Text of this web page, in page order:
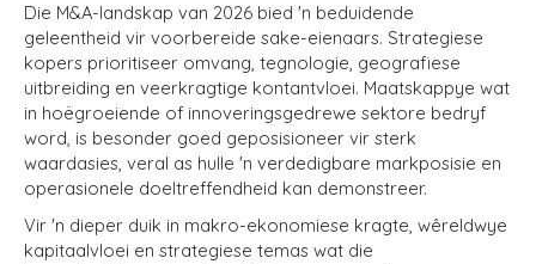
Die M&A-landskap van 2026 bied 'n beduidende
geleentheid vir voorbereide sake-eienaars. Strategiese
kopers prioritiseer omvang, tegnologie, geografiese
uitbreiding en veerkragtige kontantvloei. Maatskappye wat
in hoëgroeiende of innoveringsgedrewe sektore bedryf
word, is besonder goed geposisioneer vir sterk
waardasies, veral as hulle 'n verdedigbare markposisie en
operasionele doeltreffendheid kan demonstreer.
Vir 'n dieper duik in makro-ekonomiese kragte, wêreldwye
kapitaalvloei en strategiese temas wat die